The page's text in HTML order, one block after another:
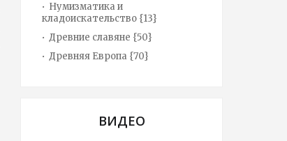
Нумизматика и
кладоискательство {13}
Древние славяне {50}
Древняя Европа {70}
ВИДЕО